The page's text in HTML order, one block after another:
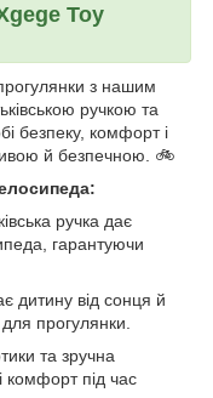
Toy
з нашим
ручкою та
безпеку, комфорт і
й безпечною. 🚲
ручка дає
гарантуючи
дитину від сонця й
прогулянки.
та зручна
комфорт під час